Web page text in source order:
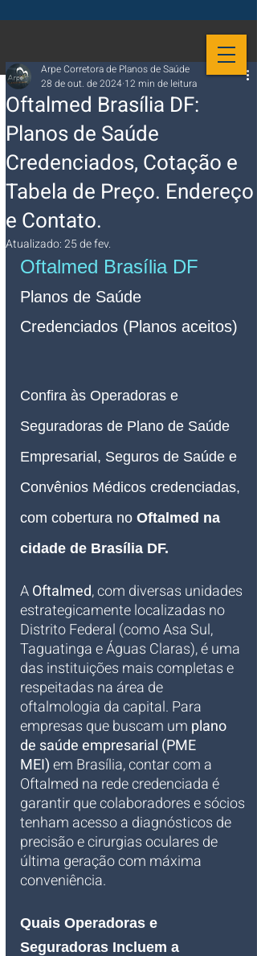
Oftalmed Brasília DF:
Planos de Saúde
Credenciados, Cotação e
Tabela de Preço. Endereço
e Contato.
Arpe Corretora de Planos de Saúde
28 de out. de 2024 12 min de leitura
Atualizado:25 de fev.
Oftalmed Brasília DF
Planos de Saúde
Credenciados (Planos aceitos)
Confira às Operadoras e
Seguradoras de Plano de Saúde
Empresarial, Seguros de Saúde e
Convênios Médicos credenciadas,
com cobertura no Oftalmed na
cidade de Brasília DF.
A Oftalmed, com diversas unidades
estrategicamente localizadas no
Distrito Federal (como Asa Sul,
Taguatinga e Águas Claras), é uma
das instituições mais completas e
respeitadas na área de
oftalmologia da capital. Para
empresas que buscam um plano
de saúde empresarial (PME
MEI) em Brasília, contar com a
Oftalmed na rede credenciada é
garantir que colaboradores e sócios
tenham acesso a diagnósticos de
precisão e cirurgias oculares de
última geração com máxima
conveniência.
Quais Operadoras e
Seguradoras Incluem a